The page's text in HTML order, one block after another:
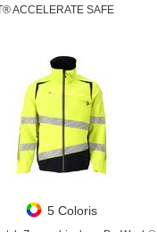
ACCELERATE SAFE
5 Coloris